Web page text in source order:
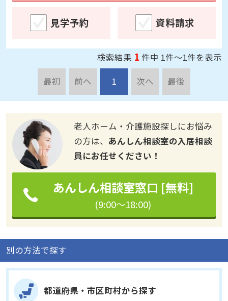
見学予約 資料請求
検索結果 1件中 1件～1件を表示
最初
前へ 1 次へ 最後
老人ホーム・介護施設探しにお悩み
の方は、 あんしん相談室の入居相談
員にお任せください！
あんしん相談室窓口 [無料]
(9:00～18:00)
別の方法で探す
都道府県・市区町村から探す